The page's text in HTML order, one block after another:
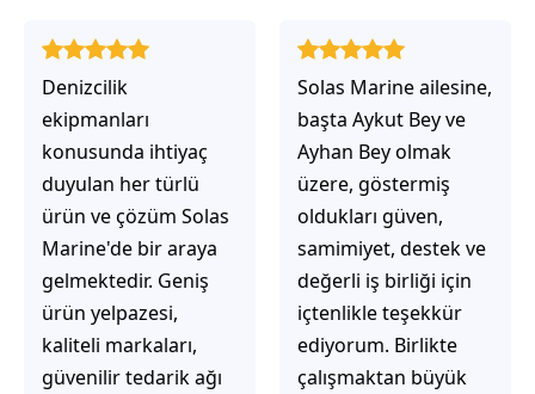
Solas Marine ailesine,
başta Aykut Bey ve
Ayhan Bey olmak
üzere, göstermiş
oldukları güven,
samimiyet, destek ve
değerli iş birliği için
içtenlikle teşekkür
ediyorum. Birlikte
çalışmaktan büyük
Solas Marine ile
çalıştığınızda,
işlerinin gerçekten
çözüm üretmeye
odaklı olduğunu
hemen fark
ediyorsunuz.
İhtiyaçlarınıza hızlı ve
doğru çözümler
sunmaya çalışıyorlar.